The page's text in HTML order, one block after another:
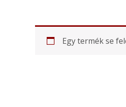
Egy termék se